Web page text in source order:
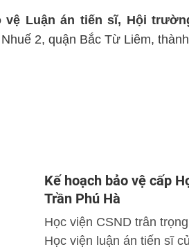
vệ Luận án tiến sĩ, Hội
2, quận Bắc Từ Liêm,
Kế hoạch bảo vệ cấp
Trần Phú Hà
Học viện CSND trân
Học viện luận án tiến sĩ